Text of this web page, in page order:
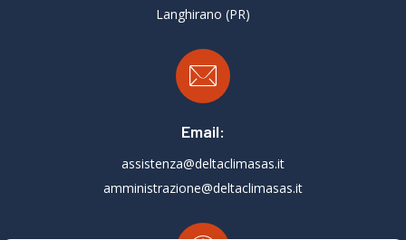
Langhirano (PR)
Email:
assistenza@deltaclimasas.it
amministrazione@deltaclimasas.it